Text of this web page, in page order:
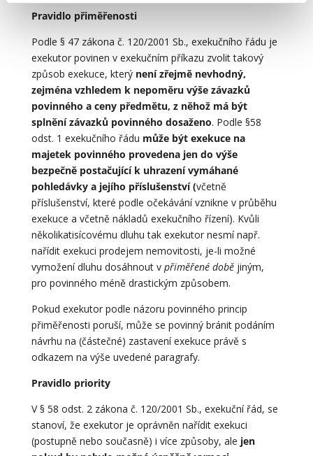
Pravidlo přiměřenosti
Podle § 47 zákona č. 120/2001 Sb., exekučního řádu je
exekutor povinen v exekučním příkazu zvolit takový
způsob exekuce, který není zřejmě nevhodný,
zejména vzhledem k nepoměru výše závazků
povinného a ceny předmětu, z něhož má být
splnění závazků povinného dosaženo. Podle §58
odst. 1 exekučního řádu může být exekuce na
majetek povinného provedena jen do výše
bezpečně postačující k uhrazení vymáhané
pohledávky a jejího příslušenství (včetně
příslušenství, které podle očekávání vznikne v průběhu
exekuce a včetně nákladů exekučního řízení). Kvůli
několikatisícovému dluhu tak exekutor nesmí např.
nařídit exekuci prodejem nemovitosti, je-li možné
vymožení dluhu dosáhnout v přiměřené dobějiným,
pro povinného méně drastickým způsobem.
Pokud exekutor podle názoru povinného princip
přiměřenosti poruší, může se povinný bránit podáním
návrhu na (částečné) zastavení exekuce právě s
odkazem na výše uvedené paragrafy.
Pravidlo priority
V § 58 odst. 2 zákona č. 120/2001 Sb., exekuční řád, se
stanoví, že exekutor je oprávněn nařídit exekuci
(postupně nebo současně) i více způsoby, ale jen